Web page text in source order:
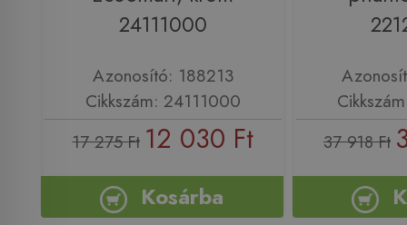
24111000
Azonosító: 188213
Cikkszám: 24111000
17 275 Ft 12 030 Ft
Kosárba
37 918 Ft